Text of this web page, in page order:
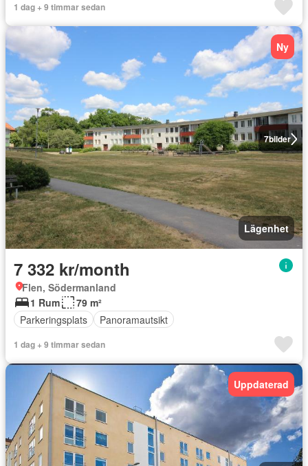
1 dag + 9 timmar sedan
7bilder
Ny
Lägenhet
7 332 kr/month
Flen, Södermanland
1 Rum
79 m²
Parkeringsplats
Panoramautsikt
1 dag + 9 timmar sedan
Uppdaterad